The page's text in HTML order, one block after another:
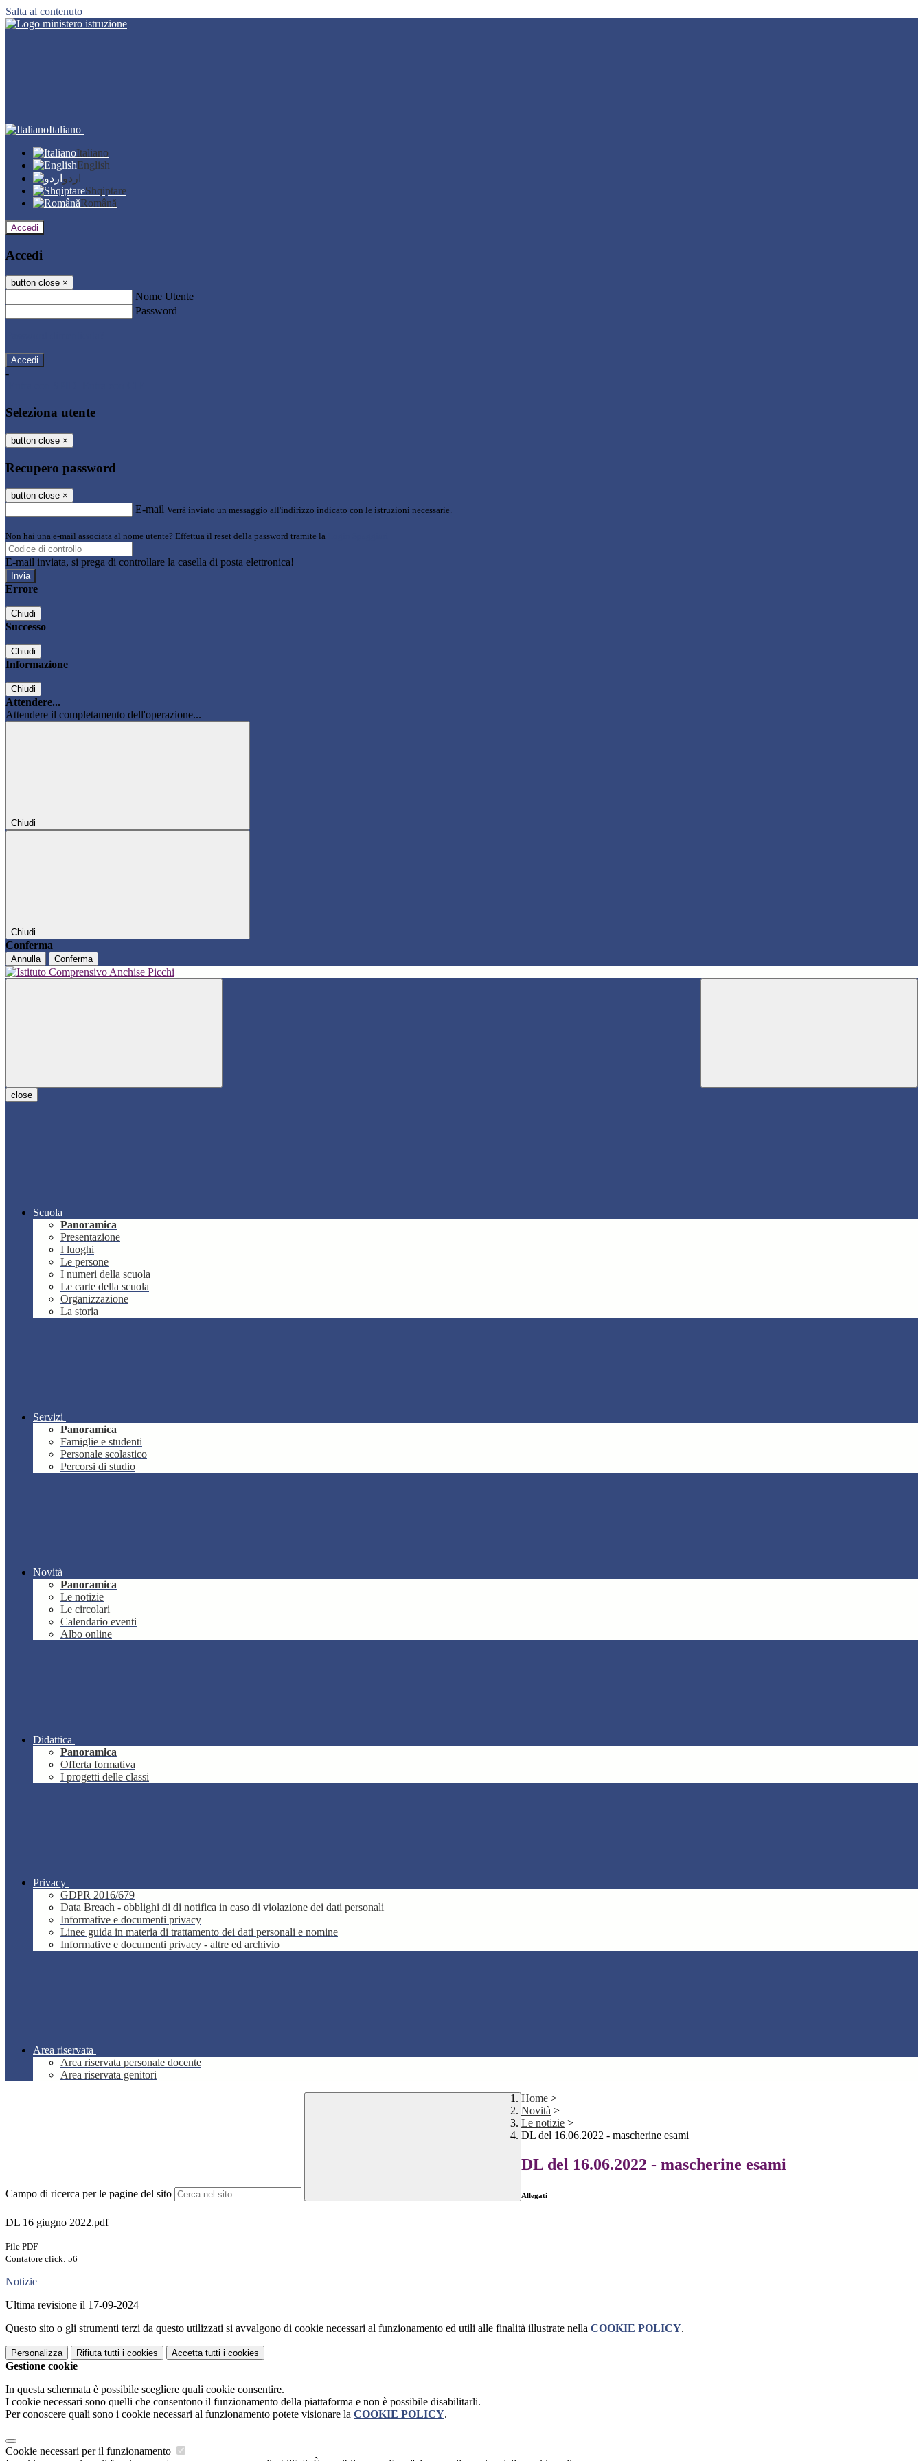
Salta al contenuto
Italiano
Italiano
English
اردو
Shqiptare
Română
Accedi
Accedi
button close ×
Nome Utente
Password
-
Seleziona utente
button close ×
Recupero password
button close ×
E-mail Verrà inviato un messaggio all'indirizzo indicato con le istruzioni necessarie.
Non hai una e-mail associata al nome utente? Effettua il reset della password tramite la
E-mail inviata, si prega di controllare la casella di posta elettronica!
Errore
Chiudi
Successo
Chiudi
Informazione
Chiudi
Attendere...
Attendere il completamento dell'operazione...
Chiudi
Chiudi
Conferma
Annulla Conferma
close
Scuola
Panoramica
Presentazione
I luoghi
Le persone
I numeri della scuola
Le carte della scuola
Organizzazione
La storia
Servizi
Panoramica
Famiglie e studenti
Personale scolastico
Percorsi di studio
Novità
Panoramica
Le notizie
Le circolari
Calendario eventi
Albo online
Didattica
Panoramica
Offerta formativa
I progetti delle classi
Privacy
GDPR 2016/679
Data Breach - obblighi di di notifica in caso di violazione dei dati personali
Informative e documenti privacy
Linee guida in materia di trattamento dei dati personali e nomine
Informative e documenti privacy - altre ed archivio
Area riservata
Area riservata personale docente
Area riservata genitori
Campo di ricerca per le pagine del sito
Home >
Novità >
Le notizie >
DL del 16.06.2022 - mascherine esami
DL del 16.06.2022 - mascherine esami
Allegati
DL 16 giugno 2022.pdf
File PDF
Contatore click: 56
Notizie
Ultima revisione il 17-09-2024
Questo sito o gli strumenti terzi da questo utilizzati si avvalgono di cookie necessari al funzionamento ed utili alle finalità illustrate nella COOKIE POLICY.
Personalizza Rifiuta tutti i cookies Accetta tutti i cookies
Gestione cookie
In questa schermata è possibile scegliere quali cookie consentire.
I cookie necessari sono quelli che consentono il funzionamento della piattaforma e non è possibile disabilitarli.
Per conoscere quali sono i cookie necessari al funzionamento potete visionare la COOKIE POLICY.
Cookie necessari per il funzionamento